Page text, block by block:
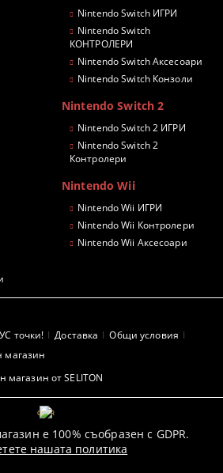
Nintendo Switch ИГРИ
Nintendo Switch
КОНТРОЛЕРИ
Nintendo Switch Аксесоари
Nintendo Switch Конзоли
Nintendo Switch 2
Nintendo Switch 2 ИГРИ
Nintendo Switch 2
Контролери
Nintendo Wii
Nintendo Wii ИГРИ
Nintendo Wii Контролери
Nintendo Wii Аксесоари
от SELITON
точки! Доставка
Общи условия
магазин
GDPR
е 100% съобразен с GDPR.
нашата политика